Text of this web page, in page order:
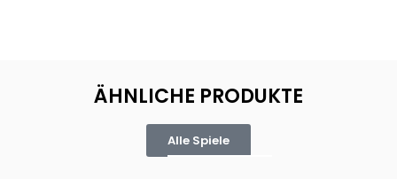
ÄHNLICHE PRODUKTE
Alle Spiele